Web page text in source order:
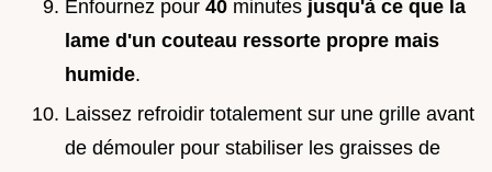
Enfournez pour 40 minutes jusqu'à ce que la
lame d'un couteau ressorte propre mais
humide.
Laissez refroidir totalement sur une grille avant
de démouler pour stabiliser les graisses de